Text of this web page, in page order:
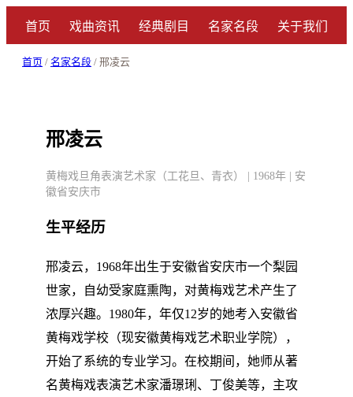
首页 戏曲资讯 经典剧目 名家名段 关于我们
首页 / 名家名段 / 邢凌云
邢凌云
黄梅戏旦角表演艺术家（工花旦、青衣） | 1968年 | 安
徽省安庆市
生平经历
邢凌云，1968年出生于安徽省安庆市一个梨园
世家，自幼受家庭熏陶，对黄梅戏艺术产生了
浓厚兴趣。1980年，年仅12岁的她考入安徽省
黄梅戏学校（现安徽黄梅戏艺术职业学院），
开始了系统的专业学习。在校期间，她师从著
名黄梅戏表演艺术家潘璟琍、丁俊美等，主攻